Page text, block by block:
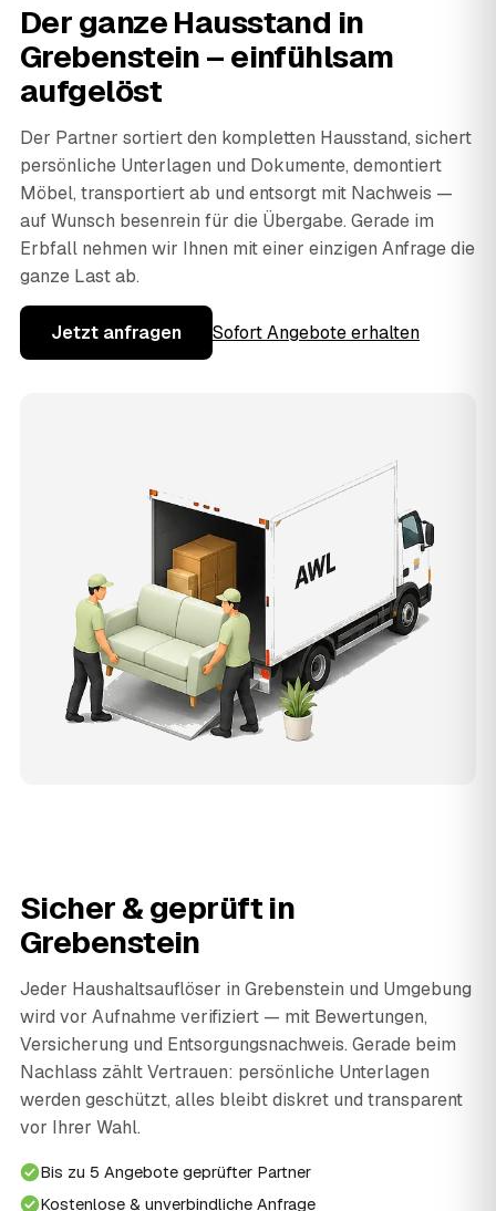
Der ganze Hausstand in
Grebenstein – einfühlsam
aufgelöst
Der Partner sortiert den kompletten Hausstand, sichert
persönliche Unterlagen und Dokumente, demontiert
Möbel, transportiert ab und entsorgt mit Nachweis —
auf Wunsch besenrein für die Übergabe. Gerade im
Erbfall nehmen wir Ihnen mit einer einzigen Anfrage die
ganze Last ab.
Jetzt anfragen Sofort Angebote erhalten
Sicher & geprüft in
Grebenstein
Jeder Haushaltsauflöser in Grebenstein und Umgebung
wird vor Aufnahme verifiziert — mit Bewertungen,
Versicherung und Entsorgungsnachweis. Gerade beim
Nachlass zählt Vertrauen: persönliche Unterlagen
werden geschützt, alles bleibt diskret und transparent
vor Ihrer Wahl.
Bis zu 5 Angebote geprüfter Partner
Kostenlose & unverbindliche Anfrage